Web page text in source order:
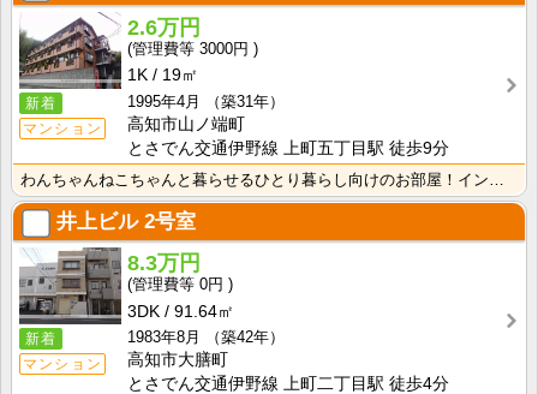
新着
マンション
2.6万円
3000円
1K
19㎡
1995年4月
（築31年）
高知市山ノ端町
とさでん交通伊野線 上町五丁目駅 徒歩9分
井上ビル2号室
新着
マンション
8.3万円
0円
3DK
91.64㎡
1983年8月
（築42年）
高知市大膳町
とさでん交通伊野線 上町二丁目駅 徒歩4分